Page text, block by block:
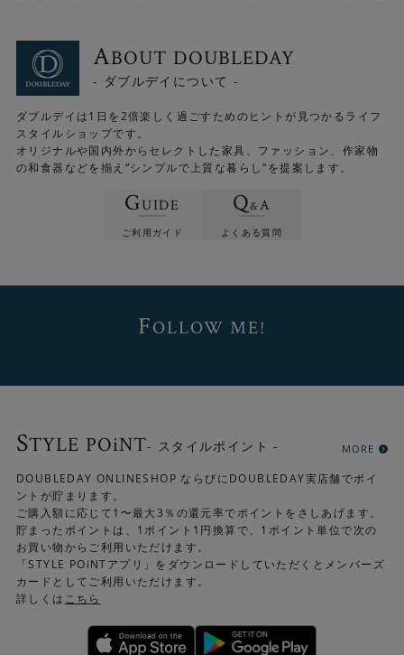
ABOUT DOUBLEDAY
- ダブルデイについて -
ダブルデイは1日を2倍楽しく過ごすためのヒントが見つかるライフ
スタイルショップです。
オリジナルや国内外からセレクトした家具、ファッション、作家物
の和食器などを揃え“シンプルで上質な暮らし”を提案します。
GUIDE
ご利用ガイド
Q&A
よくある質問
FOLLOW ME!
STYLE POiNT- スタイルポイント - MORE
DOUBLEDAY ONLINESHOP ならびにDOUBLEDAY実店舗でポイ
ントが貯まります。
ご購入額に応じて1〜最大3％の還元率でポイントをさしあげます。
貯まったポイントは、1ポイント1円換算で、1ポイント単位で次の
お買い物からご利用いただけます。
「STYLE POiNTアプリ」をダウンロードしていただくとメンバーズ
カードとしてご利用いただけます。
詳しくは こちら